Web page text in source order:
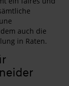
auch die
in Raten.